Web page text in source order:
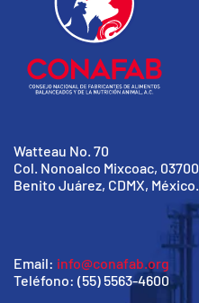
Watteau No. 70
Col. Nonoalco Mixcoac, 03700
Benito Juárez, CDMX, México.
Email: info@conafab.org
Teléfono: (55) 5563-4600